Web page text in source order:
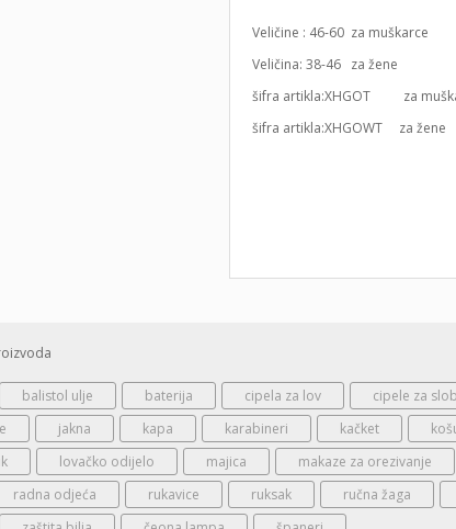
Veličine : 46-60 za muškarce
Veličina: 38-46 za žene
šifra artikla:XHGOT za
šifra artikla:XHGOWT za žene
balistol ulje baterija cipela za lov cipele za
jakna kapa karabineri kačket
lovačko odijelo majica makaze za orezivanje
radna odjeća rukavice ruksak ručna žaga